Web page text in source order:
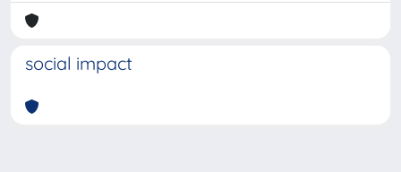
social impact